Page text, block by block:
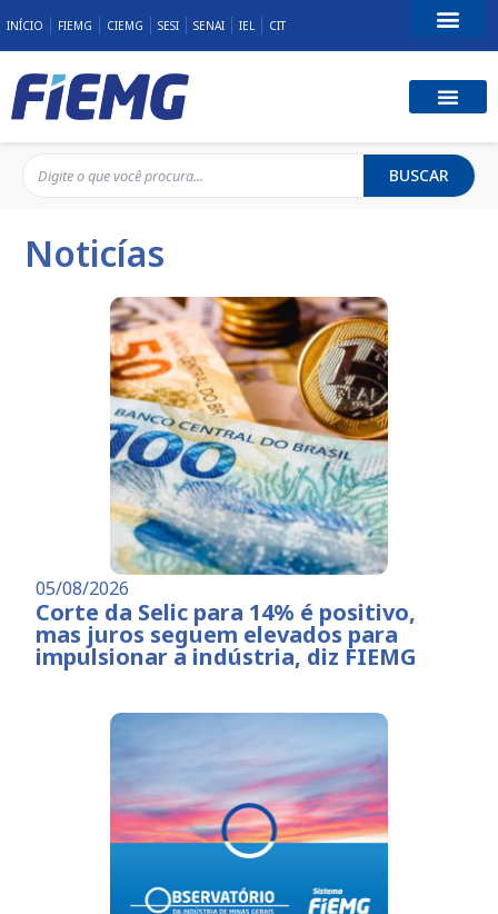
INÍCIO FIEMG CIEMG SESI SENAI IEL CIT
BUSCAR
Noticías
05/08/2026
Corte da Selic para 14% é positivo,
mas juros seguem elevados para
impulsionar a indústria, diz FIEMG